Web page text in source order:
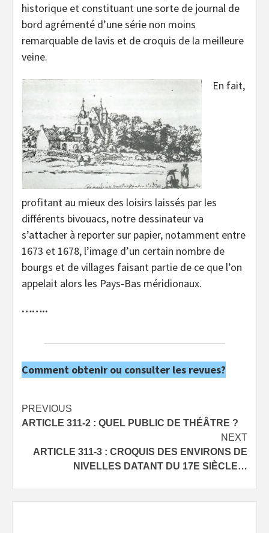
historique et constituant une sorte de journal de
bord agrémenté d’une série non moins
remarquable de lavis et de croquis de la meilleure
veine.
En fait,
profitant au mieux des loisirs laissés par les
différents bivouacs, notre dessinateur va
s’attacher à reporter sur papier, notamment entre
1673 et 1678, l’image d’un certain nombre de
bourgs et de villages faisant partie de ce que l’on
appelait alors les Pays-Bas méridionaux.
……..
Comment obtenir ou consulter les revues?
Post
navigation
PREVIOUS
ARTICLE 311-2 : QUEL PUBLIC DE THÉÂTRE ?
NEXT
ARTICLE 311-3 : CROQUIS DES ENVIRONS DE
NIVELLES DATANT DU 17E SIÈCLE…